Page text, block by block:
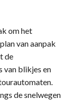
om het
van aanpak
de
van blikjes en
de snelwegen